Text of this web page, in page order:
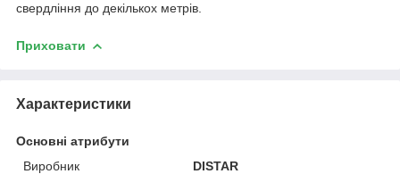
свердління до декількох метрів.
Приховати
Характеристики
Основні атрибути
Виробник
DISTAR